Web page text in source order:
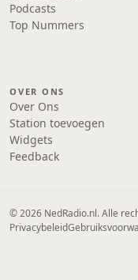
Podcasts
Top Nummers
OVER ONS
Over Ons
Station toevoegen
Widgets
Feedback
© 2026 NedRadio.nl. Alle
Privacybeleid